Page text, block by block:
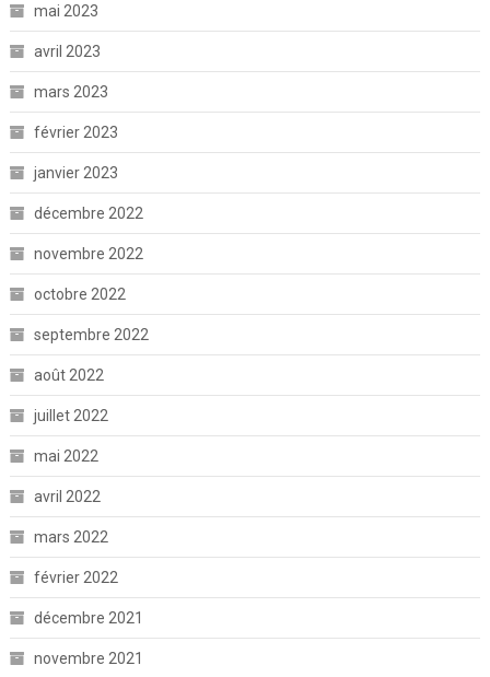
mai 2023
avril 2023
mars 2023
février 2023
janvier 2023
décembre 2022
novembre 2022
octobre 2022
septembre 2022
août 2022
juillet 2022
mai 2022
avril 2022
mars 2022
février 2022
décembre 2021
novembre 2021